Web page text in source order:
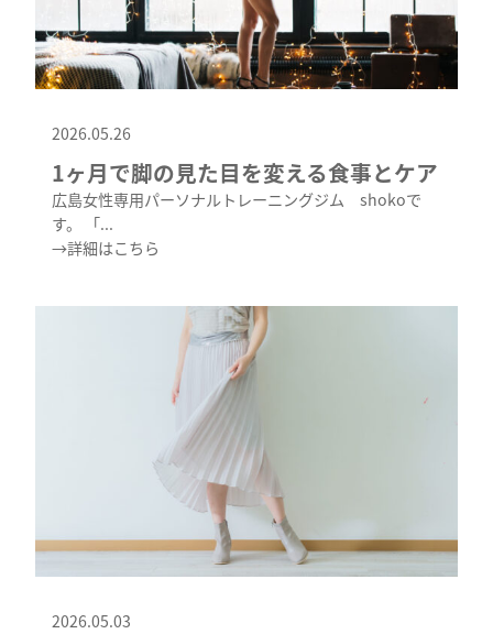
2026.05.26
1ヶ月で脚の見た目を変える食事とケア
広島女性専用パーソナルトレーニングジム shokoで
す。 「...
→詳細はこちら
2026.05.03